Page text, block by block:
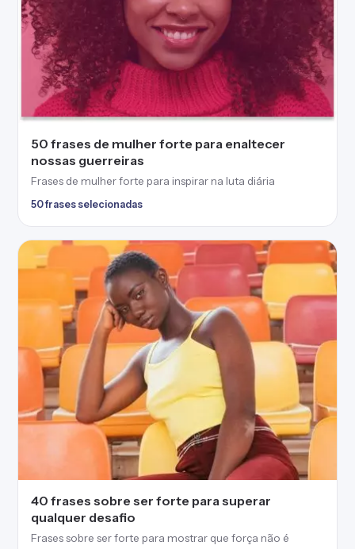
50 frases de mulher forte para enaltecer
nossas guerreiras
Frases de mulher forte para inspirar na luta diária
50 frases selecionadas
40 frases sobre ser forte para superar
qualquer desafio
Frases sobre ser forte para mostrar que força não é